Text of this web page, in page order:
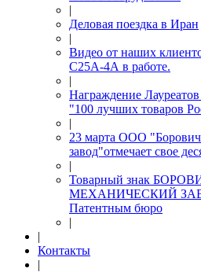
|
Деловая поездка в Иран
|
Видео от наших
С25А-4А в работе.
|
Награждение
"100 лучших товаров
|
23 марта ООО
завод"отмечает свое
|
Товарный знак
МЕХАНИЧЕСКИЙ
Патентным бюро
|
|
Контакты
|